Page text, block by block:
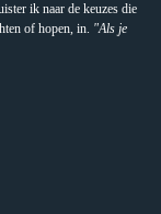
ik naar de keuzes die
of hopen, in. "Als je